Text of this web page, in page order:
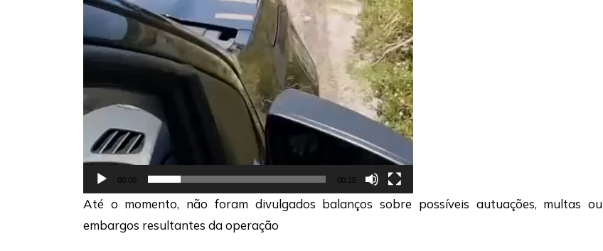
00:00 00:15
Até o momento, não foram divulgados balanços sobre possíveis autuações, multas ou
embargos resultantes da operação